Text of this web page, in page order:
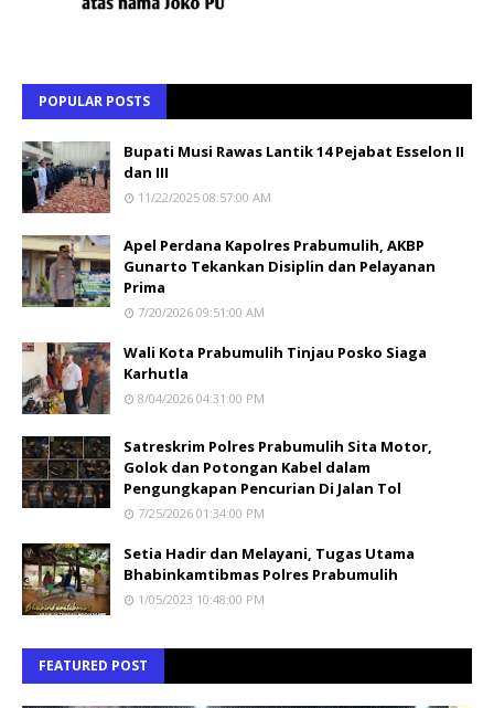
POPULAR POSTS
Bupati Musi Rawas Lantik 14 Pejabat Esselon II
dan III
11/22/2025 08:57:00 AM
Apel Perdana Kapolres Prabumulih, AKBP
Gunarto Tekankan Disiplin dan Pelayanan
Prima
7/20/2026 09:51:00 AM
Wali Kota Prabumulih Tinjau Posko Siaga
Karhutla
8/04/2026 04:31:00 PM
Satreskrim Polres Prabumulih Sita Motor,
Golok dan Potongan Kabel dalam
Pengungkapan Pencurian Di Jalan Tol
7/25/2026 01:34:00 PM
Setia Hadir dan Melayani, Tugas Utama
Bhabinkamtibmas Polres Prabumulih
1/05/2023 10:48:00 PM
FEATURED POST